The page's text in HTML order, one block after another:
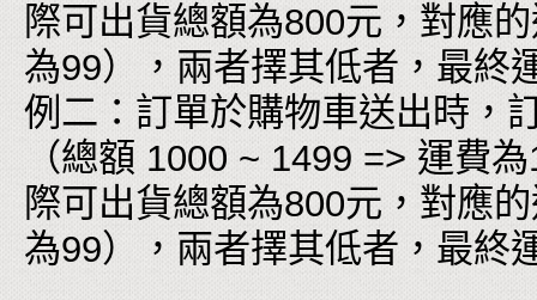
際可出貨總額為800元，對應
為99），兩者擇其低者，最終
例二：訂單於購物車送出時，
（總額 1000 ~ 1499 => 運費
際可出貨總額為800元，對應
為99），兩者擇其低者，最終